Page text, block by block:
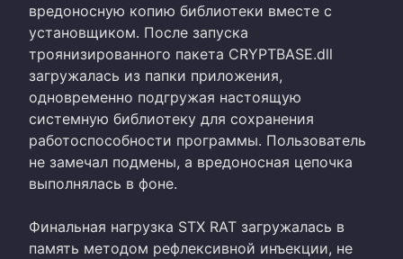
вредоносную копию библиотеки вместе с
установщиком. После запуска
троянизированного пакета CRYPTBASE.dll
загружалась из папки приложения,
одновременно подгружая настоящую
системную библиотеку для сохранения
работоспособности программы. Пользователь
не замечал подмены, а вредоносная цепочка
выполнялась в фоне.
Финальная нагрузка STX RAT загружалась в
память методом рефлексивной инъекции, не